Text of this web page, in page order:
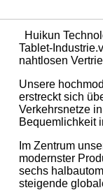
Huikun
Tablet-
nahtlosen
Unsere
erstreckt sich
Verkehrsnetze
Bequemlichkeit
Im Zentrum
modernster
sechs
steigende